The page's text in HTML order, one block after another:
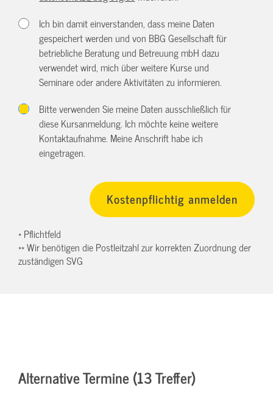
Ich bin damit einverstanden, dass meine Daten
gespeichert werden und von BBG Gesellschaft für
betriebliche Beratung und Betreuung mbH dazu
verwendet wird, mich über weitere Kurse und
Seminare oder andere Aktivitäten zu informieren.
Bitte verwenden Sie meine Daten ausschließlich für
diese Kursanmeldung. Ich möchte keine weitere
Kontaktaufnahme. Meine Anschrift habe ich
eingetragen.
* Pflichtfeld
** Wir benötigen die Postleitzahl zur korrekten Zuordnung der
zuständigen SVG
Alternative Termine (13 Treffer)